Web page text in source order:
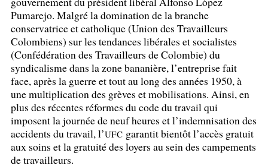
Pumarejo. Malgré la domination de la branche
conservatrice et catholique (Union des Travailleurs
Colombiens) sur les tendances libérales et socialistes
(Confédération des Travailleurs de Colombie) du
syndicalisme dans la zone bananière, l’entreprise fait
face, après la guerre et tout au long des années 1950, à
une multiplication des grèves et mobilisations. Ainsi, en
plus des récentes réformes du code du travail qui
imposent la journée de neuf heures et l’indemnisation des
accidents du travail, l’UFC garantit bientôt l’accès gratuit
aux soins et la gratuité des loyers au sein des campements
de travailleurs.